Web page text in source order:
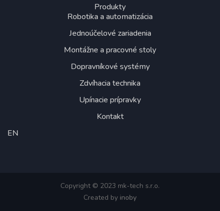
Produkty
Robotika a automatizácia
Jednoúčelové zariadenia
Montážne a pracovné stoly
Dopravníkové systémy
Zdvíhacia technika
Upínacie prípravky
Kontakt
EN
Copyright © 2023 mk-tech s.r.o.
Created by inoby